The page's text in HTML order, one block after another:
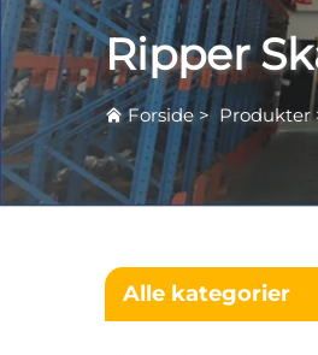
Ripper
Forside > Produkter
Alle kategorier